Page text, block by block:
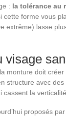
: la tolérance au
cette forme vous
extrême) lasse
visage
monture doit
structure avec
la verticalité.
proposés